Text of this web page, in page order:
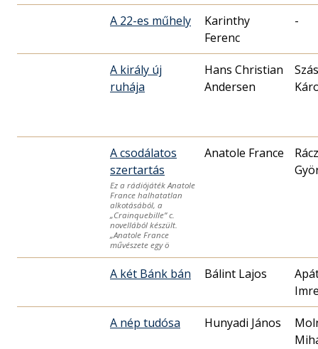
A 22-es műhely
Karinthy
Ferenc
-
A király új
ruhája
Hans Christian
Andersen
A csodálatos
szertartás
Ez a rádiójáték Anatole
France halhatatlan
alkotásából, a
„Crainquebille” c.
novellából készült.
„Anatole France
művészete egy ö
Anatole France
Rácz
A két Bánk bán Bálint Lajos
A nép tudósa Hunyadi János